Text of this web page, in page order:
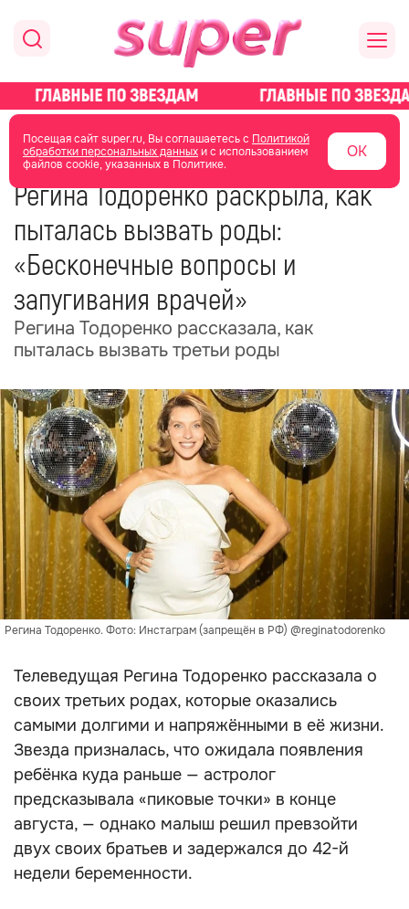
Посещая сайт super.ru, Вы соглашаетесь с Политикой
обработки персональных данныхи с использованием
файлов cookie, указанных в Политике.
ОК
главная новости о звездах новости
22 ноября 2025 05:48
Регина Тодоренко раскрыла, как
пыталась вызвать роды:
«Бесконечные вопросы и
запугивания врачей»
Регина Тодоренко рассказала, как
пыталась вызвать третьи роды
Регина Тодоренко. Фото: Инстаграм (запрещён в РФ) @reginatodorenko
Телеведущая Регина Тодоренко рассказала о
своих третьих родах, которые оказались
самыми долгими и напряжёнными в её жизни.
Звезда призналась, что ожидала появления
ребёнка куда раньше — астролог
предсказывала «пиковые точки» в конце
августа, — однако малыш решил превзойти
двух своих братьев и задержался до 42-й
недели беременности.